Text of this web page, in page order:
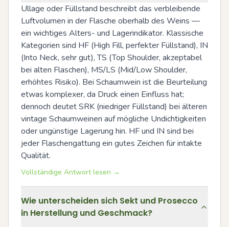
Ullage oder Füllstand beschreibt das verbleibende
Luftvolumen in der Flasche oberhalb des Weins —
ein wichtiges Alters- und Lagerindikator. Klassische
Kategorien sind HF (High Fill, perfekter Füllstand), IN
(Into Neck, sehr gut), TS (Top Shoulder, akzeptabel
bei alten Flaschen), MS/LS (Mid/Low Shoulder,
erhöhtes Risiko). Bei Schaumwein ist die Beurteilung
etwas komplexer, da Druck einen Einfluss hat;
dennoch deutet SRK (niedriger Füllstand) bei älteren
vintage Schaumweinen auf mögliche Undichtigkeiten
oder ungünstige Lagerung hin. HF und IN sind bei
jeder Flaschengattung ein gutes Zeichen für intakte
Qualität.
Vollständige Antwort lesen →
Wie unterscheiden sich Sekt und Prosecco
in Herstellung und Geschmack?